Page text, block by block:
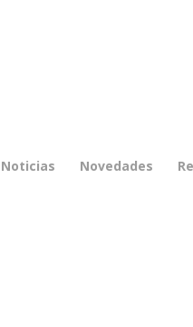
Noticias Novedades